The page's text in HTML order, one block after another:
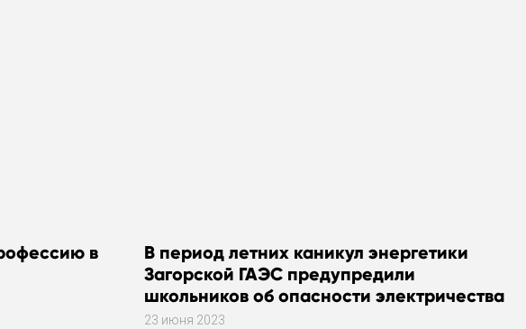
в
В период летних каникул энергетики
Загорской ГАЭС предупредили
школьников об опасности электричества
23 июня 2023